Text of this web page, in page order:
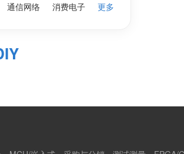
通信网络 消费电子 更多